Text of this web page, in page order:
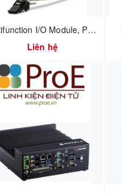
Multifunction I/O Module, PXIe-6363, 2 MSPS, 16 bit, 32 Input, 4 Output, 48 I/O, PXI Controller
Liên hệ